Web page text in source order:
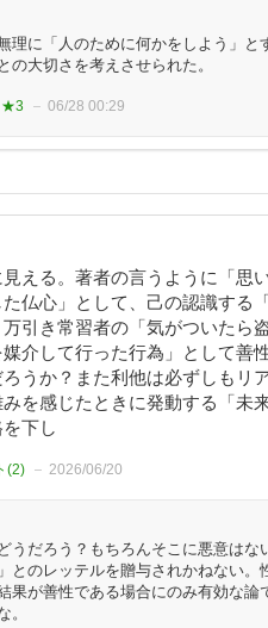
理に「人のために何かをしよう」
の大切さを考えさせられた。
★3 06/28 00:29
える。著者の言うように「思
仏心」として、己の認識する
引き常習者の「気がついたら
介して行った行為」として善
うか？また利他は必ずしもリ
を感じたときに発動する「未
下し
(2) 2026/06/20
うだろう？もちろんそこに悪意はな
とのレッテルを贈与されかねない。
果が善性である場合にのみ有効な
。